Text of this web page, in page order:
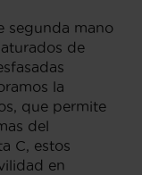
segunda mano
de
la
que permite
del
C, estos
en